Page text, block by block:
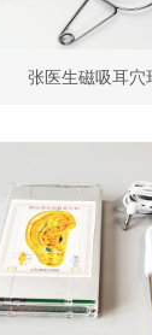
张医生磁吸耳穴